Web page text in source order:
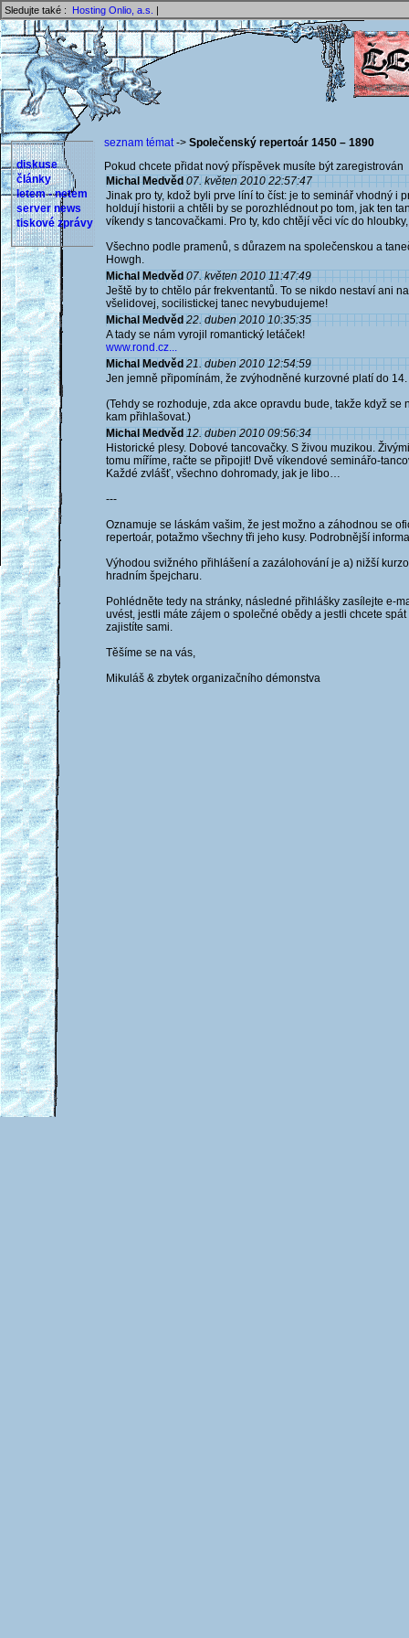
Sledujte také : Hosting Onlio, a.s. |
diskuse
články
letem - netem
server news
tiskové zprávy
seznam témat-> Společenský repertoár 1450 – 1890
Pokud chcete přidat nový příspěvek musíte být
Michal Medvěd 07. květen 2010 22:57:47
Jinak pro ty, kdož byli prve líní to číst: je to seminář vhodný i
holdují historii a chtěli by se porozhlédnout po tom, jak ten
víkendy s tancovačkami. Pro ty, kdo chtějí věci víc do
Všechno podle pramenů, s důrazem na společenskou a
Howgh.
Michal Medvěd 07. květen 2010 11:47:49
Ještě by to chtělo pár frekventantů. To se nikdo nestaví ani
všelidovej, socilistickej tanec nevybudujeme!
Michal Medvěd 22. duben 2010 10:35:35
A tady se nám vyrojil romantický letáček!
www.rond.cz...
Michal Medvěd 21. duben 2010 12:54:59
Jen jemně připomínám, že zvýhodněné kurzovné platí do
(Tehdy se rozhoduje, zda akce opravdu bude, takže když
kam přihlašovat.)
Michal Medvěd 12. duben 2010 09:56:34
Historické plesy. Dobové tancovačky. S živou muzikou.
tomu míříme, račte se připojit! Dvě víkendové seminářo-
Každé zvlášť, všechno dohromady, jak je libo…
---
Oznamuje se láskám vašim, že jest možno a záhodnou se
repertoár, potažmo všechny tři jeho kusy. Podrobnější
Výhodou svižného přihlášení a zazálohování je a) nižší
hradním špejcharu.
Pohlédněte tedy na stránky, následné přihlášky zasílejte e-
uvést, jestli máte zájem o společné obědy a jestli chcete
zajistíte sami.
Těšíme se na vás,
Mikuláš & zbytek organizačního démonstva